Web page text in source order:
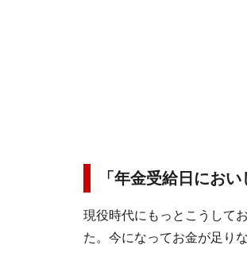
「年金受給日にお
現役時代にもっとこうして
た。今になってお金が足り